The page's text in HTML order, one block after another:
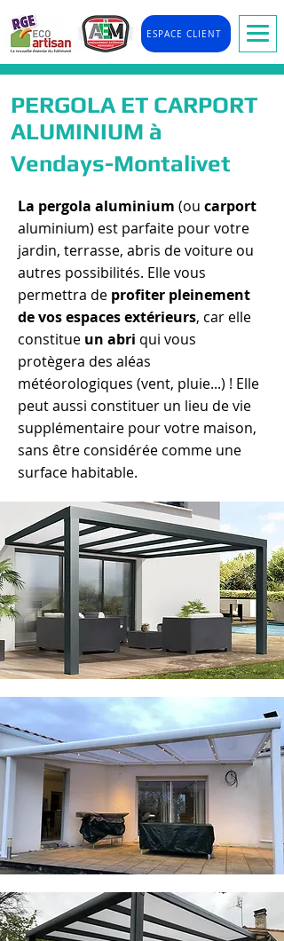
ESPACE CLIENT
PERGOLA ET CARPORT
ALUMINIUM à
Vendays-Montalivet
La pergola aluminium (ou carport
aluminium) est parfaite pour votre
jardin, terrasse, abris de voiture ou
autres possibilités. Elle vous
permettra de profiter pleinement
de vos espaces extérieurs, car elle
constitue un abri qui vous
protègera des aléas
météorologiques (vent, pluie...) ! Elle
peut aussi constituer un lieu de vie
supplémentaire pour votre maison,
sans être considérée comme une
surface habitable.